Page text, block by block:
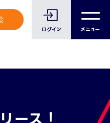
ログイン メニュー